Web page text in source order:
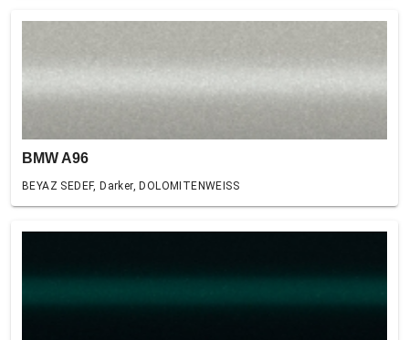
BMW A96
BEYAZ SEDEF, Darker, DOLOMITENWEISS